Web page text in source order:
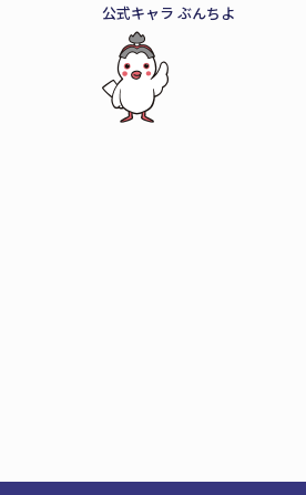
公式キャラ ぶんちよ